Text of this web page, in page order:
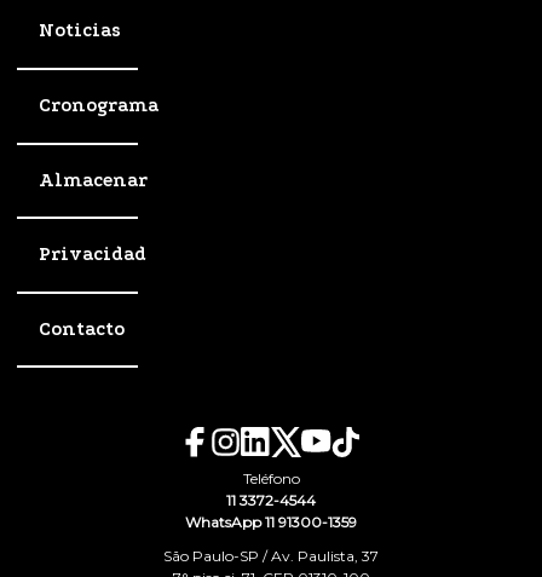
Noticias
Cronograma
Almacenar
Privacidad
Contacto
Teléfono
11 3372-4544
WhatsApp 11 91300-1359
São Paulo-SP / Av. Paulista, 37